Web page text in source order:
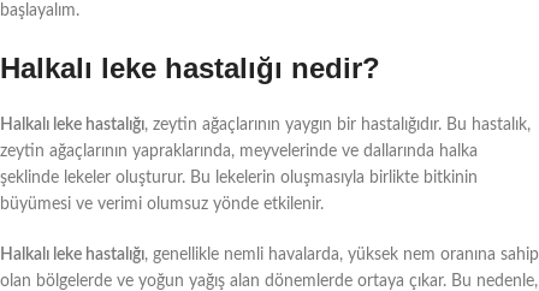
başlayalım.
Halkalı leke hastalığı nedir?
Halkalı leke hastalığı, zeytin ağaçlarının yaygın bir hastalığıdır. Bu hastalık,
zeytin ağaçlarının yapraklarında, meyvelerinde ve dallarında halka
şeklinde lekeler oluşturur. Bu lekelerin oluşmasıyla birlikte bitkinin
büyümesi ve verimi olumsuz yönde etkilenir.
Halkalı leke hastalığı, genellikle nemli havalarda, yüksek nem oranına sahip
olan bölgelerde ve yoğun yağış alan dönemlerde ortaya çıkar. Bu nedenle,